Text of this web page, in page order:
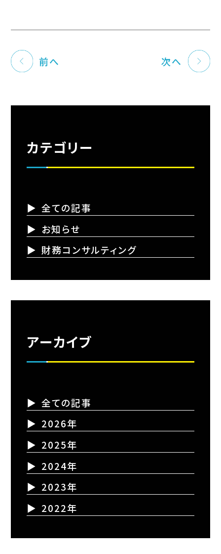
前へ 次へ
カテゴリー
全ての記事
お知らせ
財務コンサルティング
アーカイブ
全ての記事
2026年
2025年
2024年
2023年
2022年